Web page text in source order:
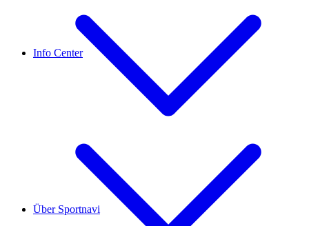
Über Sportnavi
Info Center